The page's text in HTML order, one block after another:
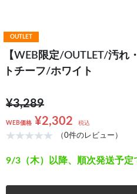
OUTLET
【WEB限定/OUTLET/汚れ
トチーフ/ホワイト
¥3,289
WEB価格 ¥2,302 税込
（0件のレビュー）
9/3（木）以降、順次発送予定